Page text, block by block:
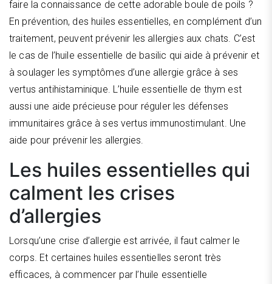
faire la connaissance de cette adorable boule de poils ?
En prévention, des huiles essentielles, en complément d’un
traitement, peuvent prévenir les allergies aux chats. C’est
le cas de l’huile essentielle de basilic qui aide à prévenir et
à soulager les symptômes d’une allergie grâce à ses
vertus antihistaminique. L’huile essentielle de thym est
aussi une aide précieuse pour réguler les défenses
immunitaires grâce à ses vertus immunostimulant. Une
aide pour prévenir les allergies.
Les huiles essentielles qui
calment les crises
d’allergies
Lorsqu’une crise d’allergie est arrivée, il faut calmer le
corps. Et certaines huiles essentielles seront très
efficaces, à commencer par l’huile essentielle